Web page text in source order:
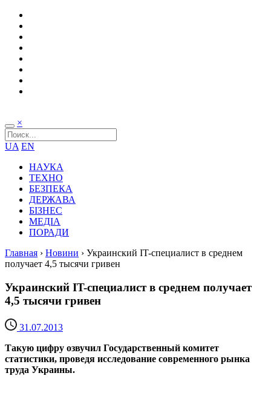
×
UA EN
НАУКА
ТЕХНО
БЕЗПЕКА
ДЕРЖАВА
БІЗНЕС
МЕДІА
ПОРАДИ
Главная › Новини › Украинский IT-специалист в среднем
получает 4,5 тысячи гривен
Украинский IT-специалист в среднем получает
4,5 тысячи гривен
31.07.2013
Такую цифру озвучил Государственный комитет
статистики, проведя исследование современного рынка
труда Украины.